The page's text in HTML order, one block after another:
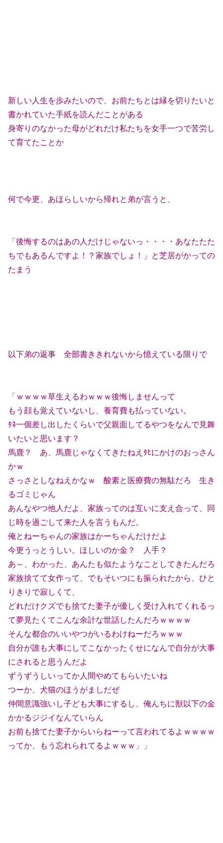
新しい人生を歩みたいので、お前たちとは縁を切りたいと
書かれていた手紙を読んだことがある
身寄りのなかった母がどれだけ私たちを女手一つで苦労し
て育てたことか
何で今更、あほらしいから帰れと弟が言うと、
「後悔するのはあの人だけじゃないっ・・・・あなたたた
ちでもあるんですよ！？家族でしょ！」と芝居がかっての
たまう
以下弟の返事 全部書ききれないから憶えている限りで
「ｗｗｗｗ草生えるわｗｗｗ後悔しませんって
もう顔も覚えていないし、養育費も払っていない。
ﾀﾈ一個差し出したくらいで父親面してるやつをなんで見舞
いたいと思います？
馬鹿？ あ、馬鹿じゃなくてきたねえﾀﾋにかけのおっさん
かｗ
さっさとしなねえかなｗ 酸素と医療費の無駄だろ 生き
るゴミじゃん
あんなやつ他人だよ、家族ってのは互いに支え合って、同
じ時を過ごして来た人を言うもんだ。
俺とねーちゃんの家族はかーちゃんだけだよ
今更うっとうしい。ほしいのか金？ 人手？
あ～、わかった、あんたも似たようなことしてきたんだろ
家族捨てて女作って、でもそいつにも振られたから、ひと
りきりで寂しくて、
どれだけクズでも捨てた妻子が優しく受け入れてくれるっ
て夢見たくてこんな余計な世話したんだろｗｗｗｗ
そんな都合のいいやつがいるわけねーだろｗｗｗ
自分が誰も大事にしてこなかったくせになんで自分が大事
にされると思うんだよ
ずうずうしいってか人間やめてもらいたいね
つーか、犬猫のほうがましだぜ
仲間意識強いし子ども大事にするし、俺んちに獣以下の金
かかるジジイなんていらん
お前も捨てた妻子からいらねーって言われてるよｗｗｗｗ
ってか、もう忘れられてるよｗｗｗ」」